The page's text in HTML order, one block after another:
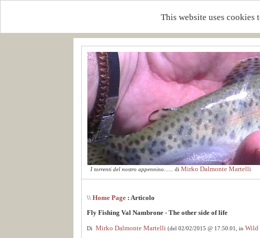
This website uses cookies
I torrenti del nostro appennino...... di Mirko Dalmonte Martelli
\\ Home Page : Articolo
Fly Fishing Val Nambrone - The other side of life
Di Mirko Dalmonte Martelli (del 02/02/2015 @ 17:50:01, in Wild